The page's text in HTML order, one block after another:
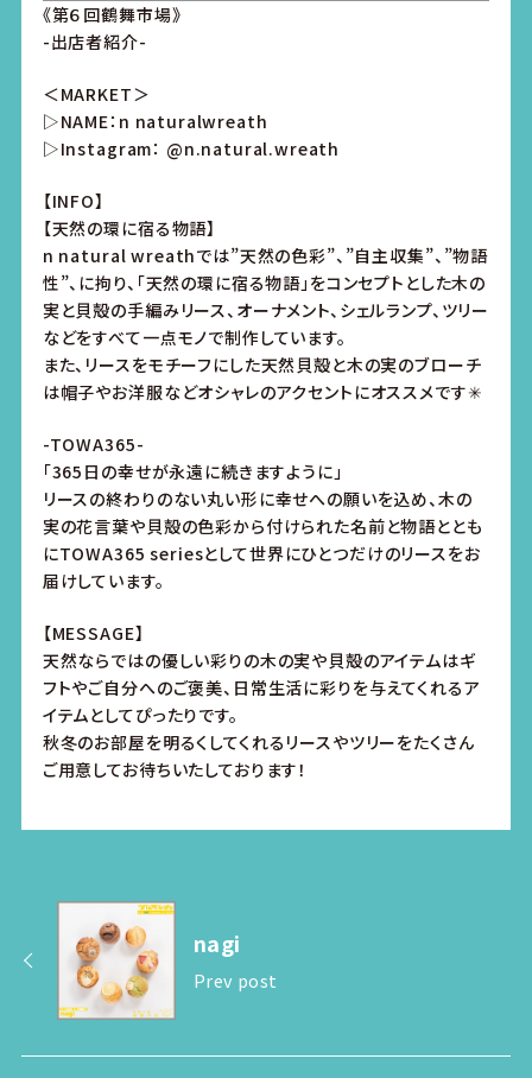
《第６回鶴舞市場》
-出店者紹介-
＜MARKET＞
▷NAME：n naturalwreath
▷Instagram： @n.natural.wreath
【INFO】
【天然の環に宿る物語】
n natural wreathでは”天然の色彩”、”自主収集”、”物語
性”、に拘り、「天然の環に宿る物語」をコンセプトとした木の
実と貝殻の手編みリース、オーナメント、シェルランプ、ツリー
などをすべて一点モノで制作しています。
また、リースをモチーフにした天然貝殻と木の実のブローチ
は帽子やお洋服などオシャレのアクセントにオススメです✳︎
-TOWA365-
「365日の幸せが永遠に続きますように」
リースの終わりのない丸い形に幸せへの願いを込め、木の
実の花言葉や貝殻の色彩から付けられた名前と物語ととも
にTOWA365 seriesとして世界にひとつだけのリースをお
届けしています。
【MESSAGE】
天然ならではの優しい彩りの木の実や貝殻のアイテムはギ
フトやご自分へのご褒美、日常生活に彩りを与えてくれるア
イテムとしてぴったりです。
秋冬のお部屋を明るくしてくれるリースやツリーをたくさん
ご用意してお待ちいたしております！
nagi
Prev post